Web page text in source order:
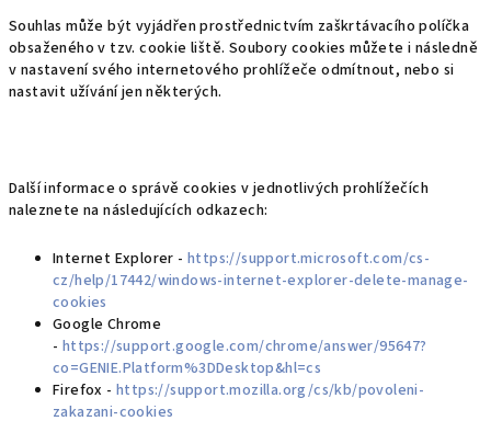
Souhlas může být vyjádřen prostřednictvím zaškrtávacího políčka
obsaženého v tzv. cookie liště. Soubory cookies můžete i následně
v nastavení svého internetového prohlížeče odmítnout, nebo si
nastavit užívání jen některých.
Další informace o správě cookies v jednotlivých prohlížečích
naleznete na následujících odkazech:
Internet Explorer -https://support.microsoft.com/cs-
cz/help/17442/windows-internet-explorer-delete-manage-
cookies
Google Chrome
- https://support.google.com/chrome/answer/95647?
co=GENIE.Platform%3DDesktop&hl=cs
Firefox -https://support.mozilla.org/cs/kb/povoleni-
zakazani-cookies